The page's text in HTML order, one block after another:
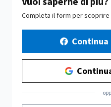
Completa il form per
Continua